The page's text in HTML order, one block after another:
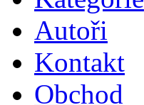
Autoři
Kontakt
Obchod